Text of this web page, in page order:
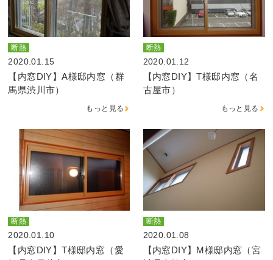
断熱
2020.01.15
【内窓DIY】A様邸内窓（群
馬県渋川市）
もっと見る
断熱
2020.01.12
【内窓DIY】T様邸内窓（名
古屋市）
もっと見る
断熱
2020.01.10
【内窓DIY】T様邸内窓（愛
断熱
2020.01.08
【内窓DIY】M様邸内窓（宮